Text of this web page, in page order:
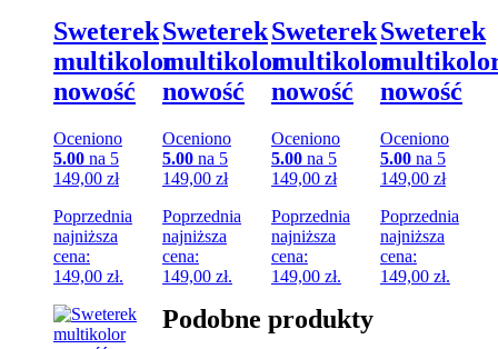
Sweterek
multikolor
nowość
Oceniono
5.00 na 5
149,00 zł
Poprzednia
najniższa
cena:
149,00 zł.
Sweterek
multikolor
nowość
Oceniono
5.00na 5
149,00 zł
Poprzednia
najniższa
cena:
149,00 zł.
Sweterek
multikolor
nowość
Oceniono
5.00na 5
149,00 zł
Poprzednia
najniższa
cena:
149,00 zł.
Sweterek
nowość
Oceniono
5.00na 5
149,00 zł
Poprzednia
najniższa
cena:
149,00 zł.
Podobne produkty